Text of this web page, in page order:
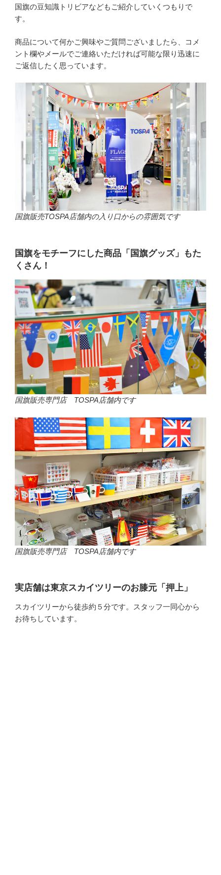
国旗の豆知識トリビアなどもご紹介していくつもりで
す。
商品について何かご興味やご質問ございましたら、コメ
ント欄やメールでご連絡いただければ可能な限り迅速に
ご返信したく思っています。
国旗販売TOSPA店舗内の入り口からの雰囲気です
国旗をモチーフにした商品「国旗グッズ」もた
くさん！
国旗販売専門店 TOSPA店舗内です
国旗販売専門店 TOSPA店舗内です
実店舗は東京スカイツリーのお膝元「押上」
スカイツリーから徒歩約５分です。スタッフ一同心から
お待ちしています。